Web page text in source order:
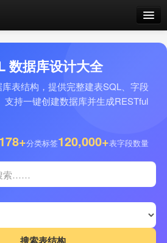
数据库设计大全
表结构，提供完整建表SQL、字段
支持一键创建数据库并生成RESTful
178+分类标签120,000+表字段数量